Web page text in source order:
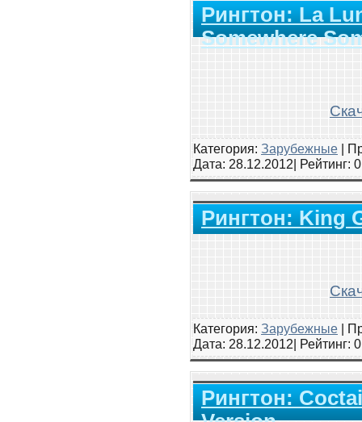
Рингтон: La
Somewhere
Категория: Зарубежные |
Дата: 28.12.2012| Рейтинг:
Рингтон: King
Категория: Зарубежные |
Дата: 28.12.2012| Рейтинг:
Рингтон: